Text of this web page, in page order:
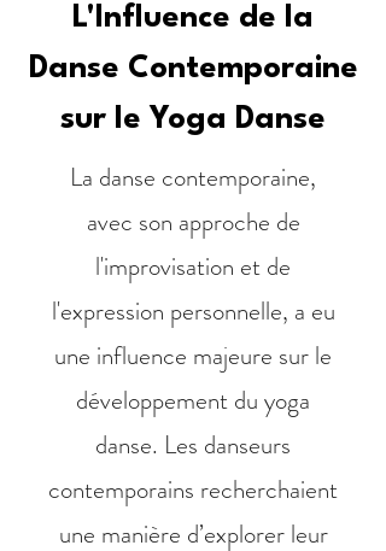
L'Influence de la
Danse Contemporaine
sur le Yoga Danse
La danse contemporaine,
avec son approche de
l'improvisation et de
l'expression personnelle, a eu
une influence majeure sur le
développement du yoga
danse. Les danseurs
contemporains recherchaient
une manière d’explorer leur